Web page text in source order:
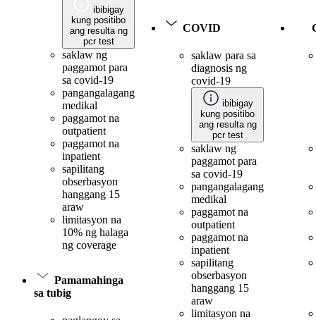
ibibigay
kung positibo
ang resulta ng
pcr test
saklaw ng
paggamot para
sa covid-19
pangangalagang
medikal
paggamot na
outpatient
paggamot na
inpatient
sapilitang
obserbasyon
hanggang 15
araw
limitasyon na
10% ng halaga
ng coverage
Pamamahinga
sa tubig
COVID
saklaw para sa
diagnosis ng
covid-19
ibibigay
kung positibo
ang resulta ng
pcr test
saklaw ng
paggamot para
sa covid-19
pangangalagang
medikal
paggamot na
outpatient
paggamot na
inpatient
sapilitang
obserbasyon
hanggang 15
araw
limitasyon na